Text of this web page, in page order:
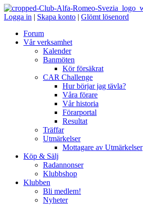
Logga in | Skapa konto | Glömt lösenord
Forum
Vår verksamhet
Kalender
Banmöten
Kör försäkrat
CAR Challenge
Hur börjar jag tävla?
Våra förare
Vår historia
Förarportal
Resultat
Träffar
Utmärkelser
Mottagare av Utmärkelser
Köp & Sälj
Radannonser
Klubbshop
Klubben
Bli medlem!
Nyheter